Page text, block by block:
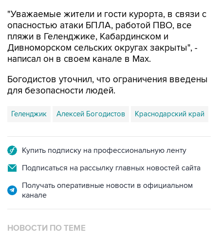
"Уважаемые жители и гости курорта, в связи с
опасностью атаки БПЛА, работой ПВО, все
пляжи в Геленджике, Кабардинском и
Дивноморском сельских округах закрыты", -
написал он в своем канале в Max.
Богодистов уточнил, что ограничения введены
для безопасности людей.
Геленджик Алексей Богодистов Краснодарский край
Купить подписку на профессиональную ленту
Подписаться на рассылку главных новостей сайта
Получать оперативные новости в официальном
канале
НОВОСТИ ПО ТЕМЕ